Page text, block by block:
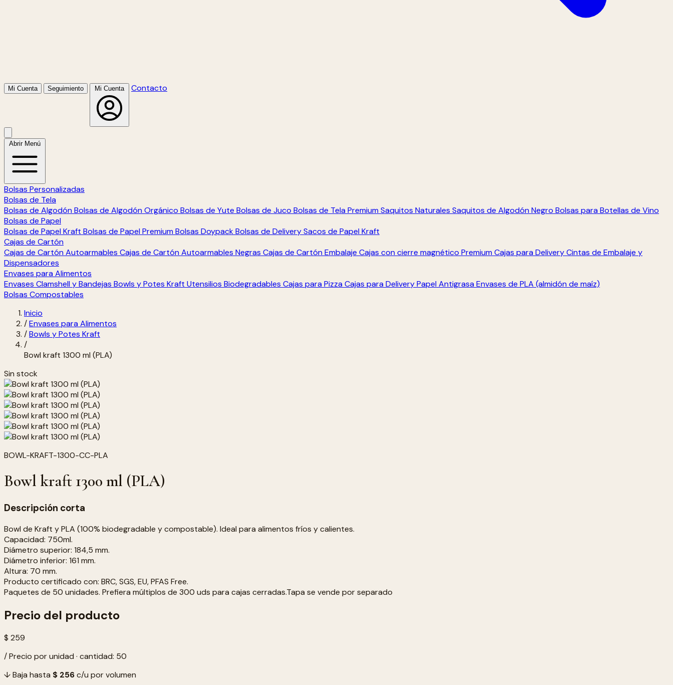
Mi Cuenta Seguimiento Mi Cuenta Contacto
Abrir Menú
Bolsas Personalizadas
Bolsas de Tela
Bolsas de Algodón Bolsas de Algodón Orgánico Bolsas de Yute Bolsas de Juco Bolsas de Tela Premium Saquitos Naturales Saquitos de Algodón Negro Bolsas para Botellas de Vino
Bolsas de Papel
Bolsas de Papel Kraft Bolsas de Papel Premium Bolsas DoypackBolsas de DeliverySacos de Papel Kraft
Cajas de Cartón
Cajas de Cartón Autoarmables Cajas de Cartón Autoarmables Negras Cajas de Cartón Embalaje Cajas con cierre magnético Premium Cajas para DeliveryCintas de Embalaje y
Dispensadores
Envases para Alimentos
Envases Clamshell y Bandejas Bowls y Potes Kraft Utensilios Biodegradables Cajas para Pizza Cajas para DeliveryPapel Antigrasa Envases de PLA (almidón de maíz)
Bolsas Compostables
Inicio
/Envases para Alimentos
/Bowls y Potes Kraft
/
Bowl kraft 1300 ml (PLA)
Sin stock
BOWL-KRAFT-1300-CC-PLA
Bowl kraft 1300 ml (PLA)
Descripción corta
Bowl de Kraft y PLA (100% biodegradable y compostable). Ideal para alimentos fríos y calientes.
Capacidad: 750ml.
Diámetro superior: 184,5 mm.
Diámetro inferior: 161 mm.
Altura: 70 mm.
Producto certificado con: BRC, SGS, EU, PFAS Free.
Paquetes de 50 unidades. Prefiera múltiplos de 300 uds para cajas cerradas.Tapa se vende por separado
Precio del producto
$ 259
/ Precio por unidad · cantidad: 50
↓ Baja hasta $ 256c/u por volumen